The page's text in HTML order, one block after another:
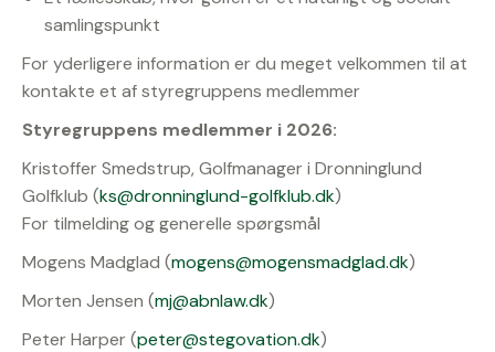
samlingspunkt
For yderligere information er du meget velkommen til at
kontakte et af styregruppens medlemmer
Styregruppens medlemmer i 2026:
Kristoffer Smedstrup, Golfmanager i Dronninglund
Golfklub (ks@dronninglund-golfklub.dk)
For tilmelding og generelle spørgsmål
Mogens Madglad (mogens@mogensmadglad.dk)
Morten Jensen (mj@abnlaw.dk)
Peter Harper (peter@stegovation.dk)